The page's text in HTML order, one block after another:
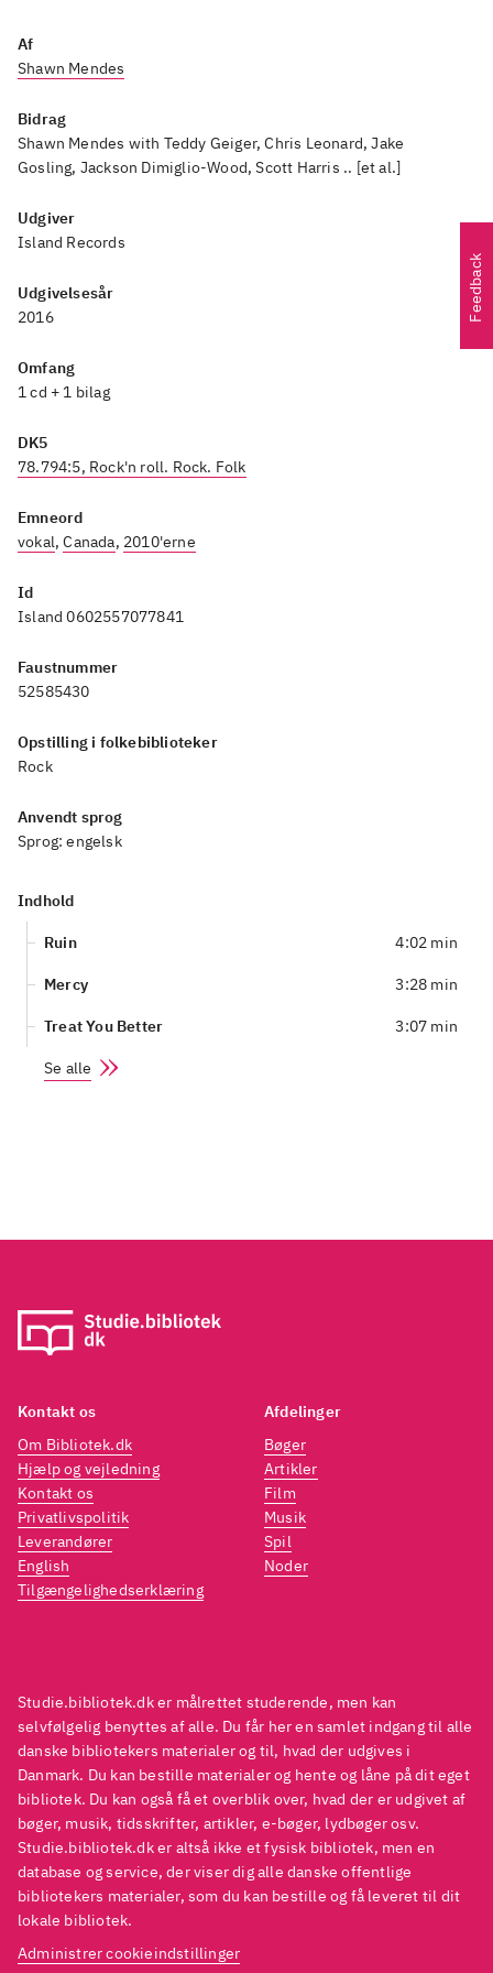
Af
Shawn Mendes
Bidrag
Shawn Mendes with Teddy Geiger, Chris Leonard, Jake
Gosling, Jackson Dimiglio-Wood, Scott Harris .. [et al.]
Udgiver
Island Records
Udgivelsesår
2016
Omfang
1 cd + 1 bilag
DK5
78.794:5, Rock'n roll. Rock. Folk
Emneord
vokal,Canada, 2010'erne
Id
Island 0602557077841
Faustnummer
52585430
Opstilling i folkebiblioteker
Rock
Anvendt sprog
Sprog: engelsk
Indhold
Ruin 4:02 min
Mercy 3:28 min
Treat You Better 3:07 min
Se alle
Feedback
Studie.bibliotek.dk er målrettet studerende, men kan
selvfølgelig benyttes af alle. Du får her en samlet indgang til alle
danske bibliotekers materialer og til, hvad der udgives i
Danmark. Du kan bestille materialer og hente og låne på dit eget
bibliotek. Du kan også få et overblik over, hvad der er udgivet af
bøger, musik, tidsskrifter, artikler, e-bøger, lydbøger osv.
Studie.bibliotek.dk er altså ikke et fysisk bibliotek, men en
database og service, der viser dig alle danske offentlige
bibliotekers materialer, som du kan bestille og få leveret til dit
lokale bibliotek.
Administrer cookieindstillinger
Kontakt os
Om Bibliotek.dk
Hjælp og vejledning
Kontakt os
Privatlivspolitik
Leverandører
English
Tilgængelighedserklæring
Afdelinger
Bøger
Artikler
Film
Musik
Spil
Noder